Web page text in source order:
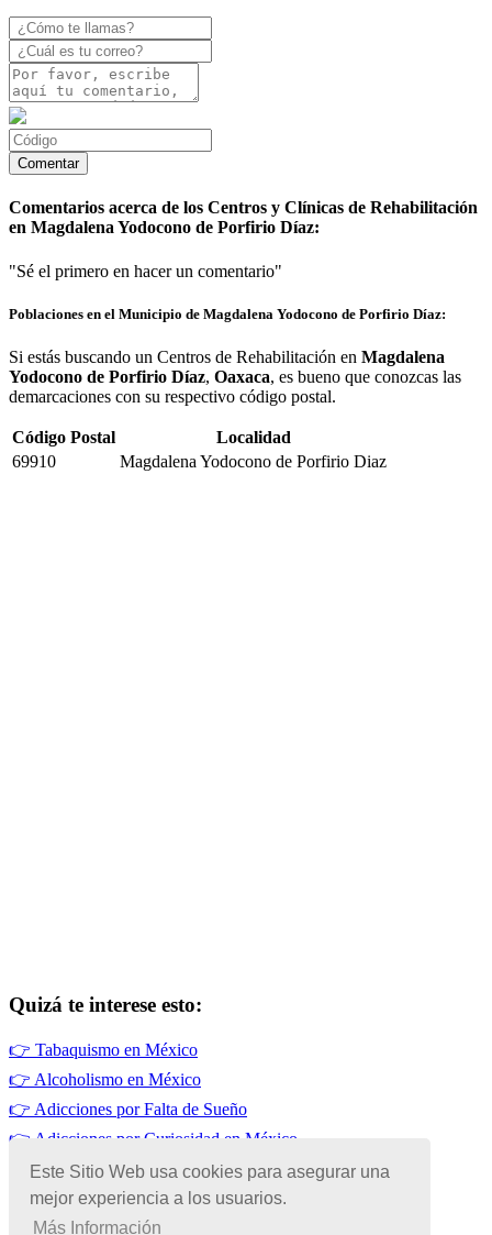
Este Sitio Web usa cookies para asegurar una
mejor experiencia a los usuarios.
Más Información
Comentarios acerca de los Centros y Clínicas de Rehabilitación
en Magdalena Yodocono de Porfirio Díaz:
"Sé el primero en hacer un comentario"
Poblaciones en el Municipio de Magdalena Yodocono de Porfirio Díaz:
Si estás buscando un Centros de Rehabilitación en Magdalena
Yodocono de Porfirio Díaz, Oaxaca, es bueno que conozcas las
demarcaciones con su respectivo código postal.
Código Postal
Localidad
69910
Magdalena Yodocono de Porfirio Diaz
Quizá te interese esto:
👉 Tabaquismo en México
👉 Alcoholismo en México
👉 Adicciones por Falta de Sueño
👉 Adicciones por Curiosidad en México
👉Adicciones por Baja Autoestima
👉Adicciones en México